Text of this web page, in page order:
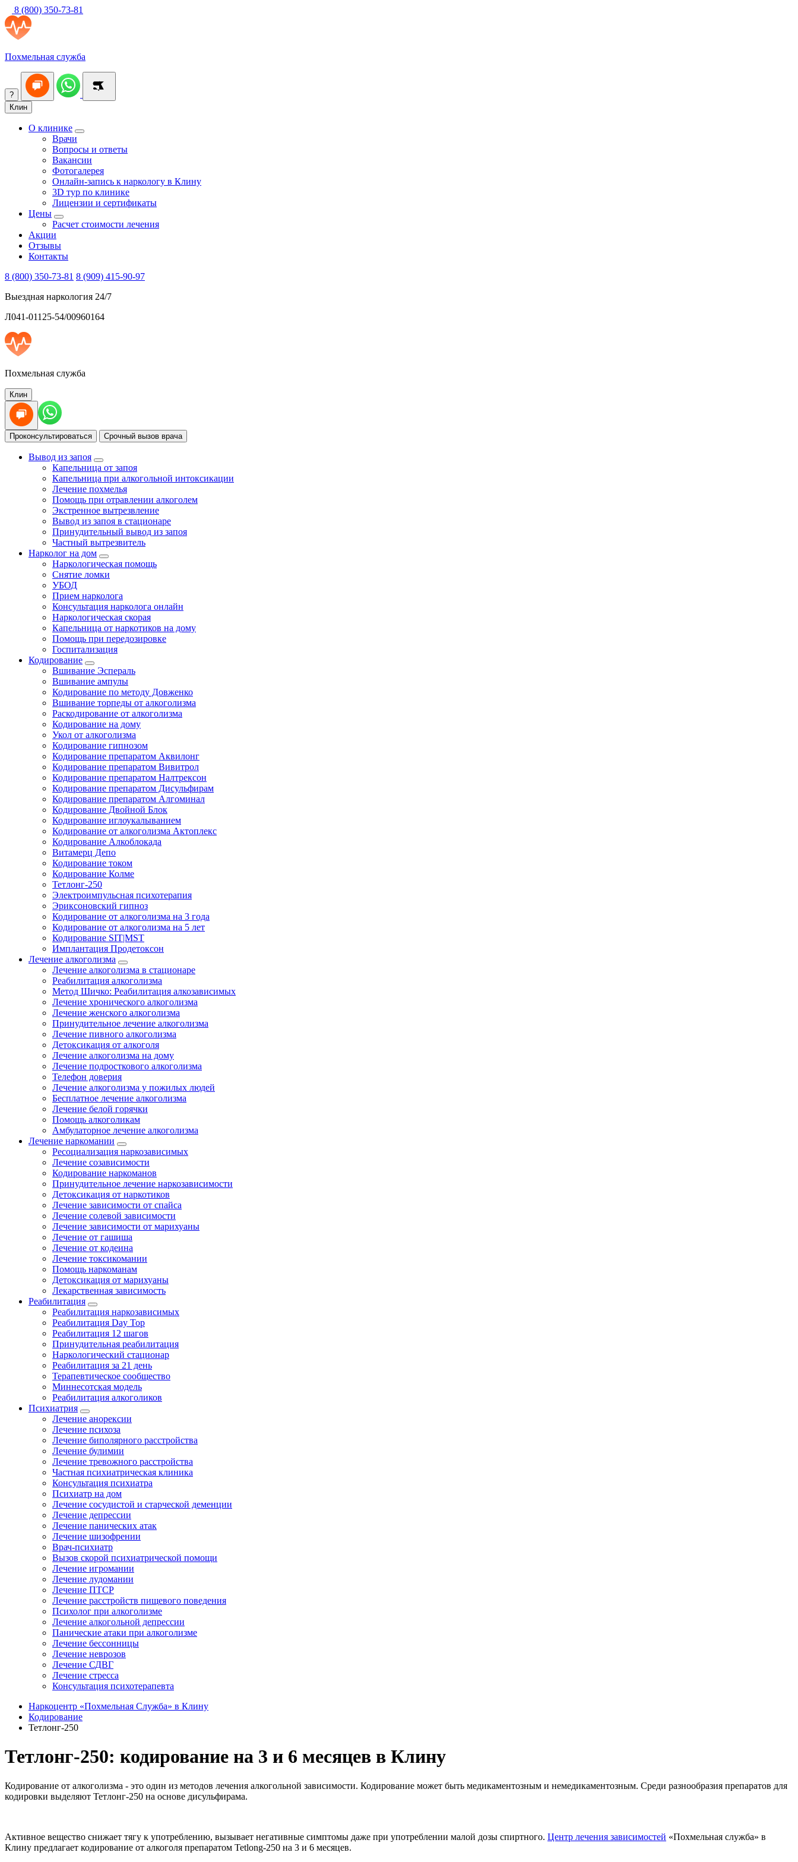
8 (800) 350-73-81
Похмельная служба
?
Клин
О клинике
Врачи
Вопросы и ответы
Вакансии
Фотогалерея
Онлайн-запись к наркологу в Клину
3D тур по клинике
Лицензии и сертификаты
Цены
Расчет стоимости лечения
Акции
Отзывы
Контакты
8 (800) 350-73-81 8 (909) 415-90-97
Выездная наркология 24/7
Л041-01125-54/00960164
Похмельная служба
Клин
Проконсультироваться Срочный вызов врача
Вывод из запоя
Капельница от запоя
Капельница при алкогольной интоксикации
Лечение похмелья
Помощь при отравлении алкоголем
Экстренное вытрезвление
Вывод из запоя в стационаре
Принудительный вывод из запоя
Частный вытрезвитель
Нарколог на дом
Наркологическая помощь
Снятие ломки
УБОД
Прием нарколога
Консультация нарколога онлайн
Наркологическая скорая
Капельница от наркотиков на дому
Помощь при передозировке
Госпитализация
Кодирование
Вшивание Эспераль
Вшивание ампулы
Кодирование по методу Довженко
Вшивание торпеды от алкоголизма
Раскодирование от алкоголизма
Кодирование на дому
Укол от алкоголизма
Кодирование гипнозом
Кодирование препаратом Аквилонг
Кодирование препаратом Вивитрол
Кодирование препаратом Налтрексон
Кодирование препаратом Дисульфирам
Кодирование препаратом Алгоминал
Кодирование Двойной Блок
Кодирование иглоукалыванием
Кодирование от алкоголизма Актоплекс
Кодирование Алкоблокада
Витамерц Депо
Кодирование током
Кодирование Колме
Тетлонг-250
Электроимпульсная психотерапия
Эриксоновский гипноз
Кодирование от алкоголизма на 3 года
Кодирование от алкоголизма на 5 лет
Кодирование SIT|MST
Имплантация Продетоксон
Лечение алкоголизма
Лечение алкоголизма в стационаре
Реабилитация алкоголизма
Метод Шичко: Реабилитация алкозависимых
Лечение хронического алкоголизма
Лечение женского алкоголизма
Принудительное лечение алкоголизма
Лечение пивного алкоголизма
Детоксикация от алкоголя
Лечение алкоголизма на дому
Лечение подросткового алкоголизма
Телефон доверия
Лечение алкоголизма у пожилых людей
Бесплатное лечение алкоголизма
Лечение белой горячки
Помощь алкоголикам
Амбулаторное лечение алкоголизма
Лечение наркомании
Ресоциализация наркозависимых
Лечение созависимости
Кодирование наркоманов
Принудительное лечение наркозависимости
Детоксикация от наркотиков
Лечение зависимости от спайса
Лечение солевой зависимости
Лечение зависимости от марихуаны
Лечение от гашиша
Лечение от кодеина
Лечение токсикомании
Помощь наркоманам
Детоксикация от марихуаны
Лекарственная зависимость
Реабилитация
Реабилитация наркозависимых
Реабилитация Day Top
Реабилитация 12 шагов
Принудительная реабилитация
Наркологический стационар
Реабилитация за 21 день
Терапевтическое сообщество
Миннесотская модель
Реабилитация алкоголиков
Психиатрия
Лечение анорексии
Лечение психоза
Лечение биполярного расстройства
Лечение булимии
Лечение тревожного расстройства
Частная психиатрическая клиника
Консультация психиатра
Психиатр на дом
Лечение сосудистой и старческой деменции
Лечение депрессии
Лечение панических атак
Лечение шизофрении
Врач-психиатр
Вызов скорой психиатрической помощи
Лечение игромании
Лечение лудомании
Лечение ПТСР
Лечение расстройств пищевого поведения
Психолог при алкоголизме
Лечение алкогольной депрессии
Панические атаки при алкоголизме
Лечение бессонницы
Лечение неврозов
Лечение СДВГ
Лечение стресса
Консультация психотерапевта
Наркоцентр «Похмельная Служба» в Клину
Кодирование
Тетлонг-250
Тетлонг-250: кодирование на 3 и 6 месяцев в Клину
Кодирование от алкоголизма - это один из методов лечения алкогольной зависимости. Кодирование может быть медикаментозным и немедикаментозным. Среди разнообразия препаратов для
кодировки выделяют Тетлонг-250 на основе дисульфирама.
Активное вещество снижает тягу к употреблению, вызывает негативные симптомы даже при употреблении малой дозы спиртного. Центр лечения зависимостей «Похмельная служба» в
Клину предлагает кодирование от алкоголя препаратом Tetlong-250 на 3 и 6 месяцев.